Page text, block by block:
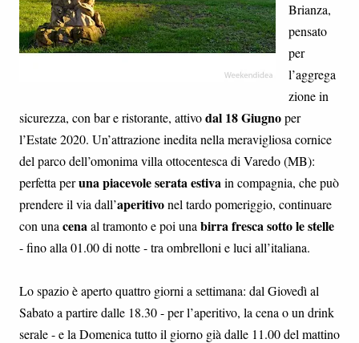
Brianza,
pensato
per
l’aggrega
zione in
sicurezza, con bar e ristorante, attivodal 18 Giugnoper
l’Estate 2020. Un’attrazione inedita nella meravigliosa cornice
del parco dell’omonima villa ottocentesca di Varedo (MB):
perfetta peruna piacevole serata estivain compagnia, che può
prendere il via dall’aperitivonel tardo pomeriggio, continuare
con una cenaal tramonto e poi una birra fresca sotto le stelle
- fino alla 01.00 di notte - tra ombrelloni e luci all’italiana.
Lo spazio è aperto quattro giorni a settimana: dal Giovedì al
Sabato a partire dalle 18.30 - per l’aperitivo, la cena o un drink
serale - e la Domenica tutto il giorno già dalle 11.00 del mattino